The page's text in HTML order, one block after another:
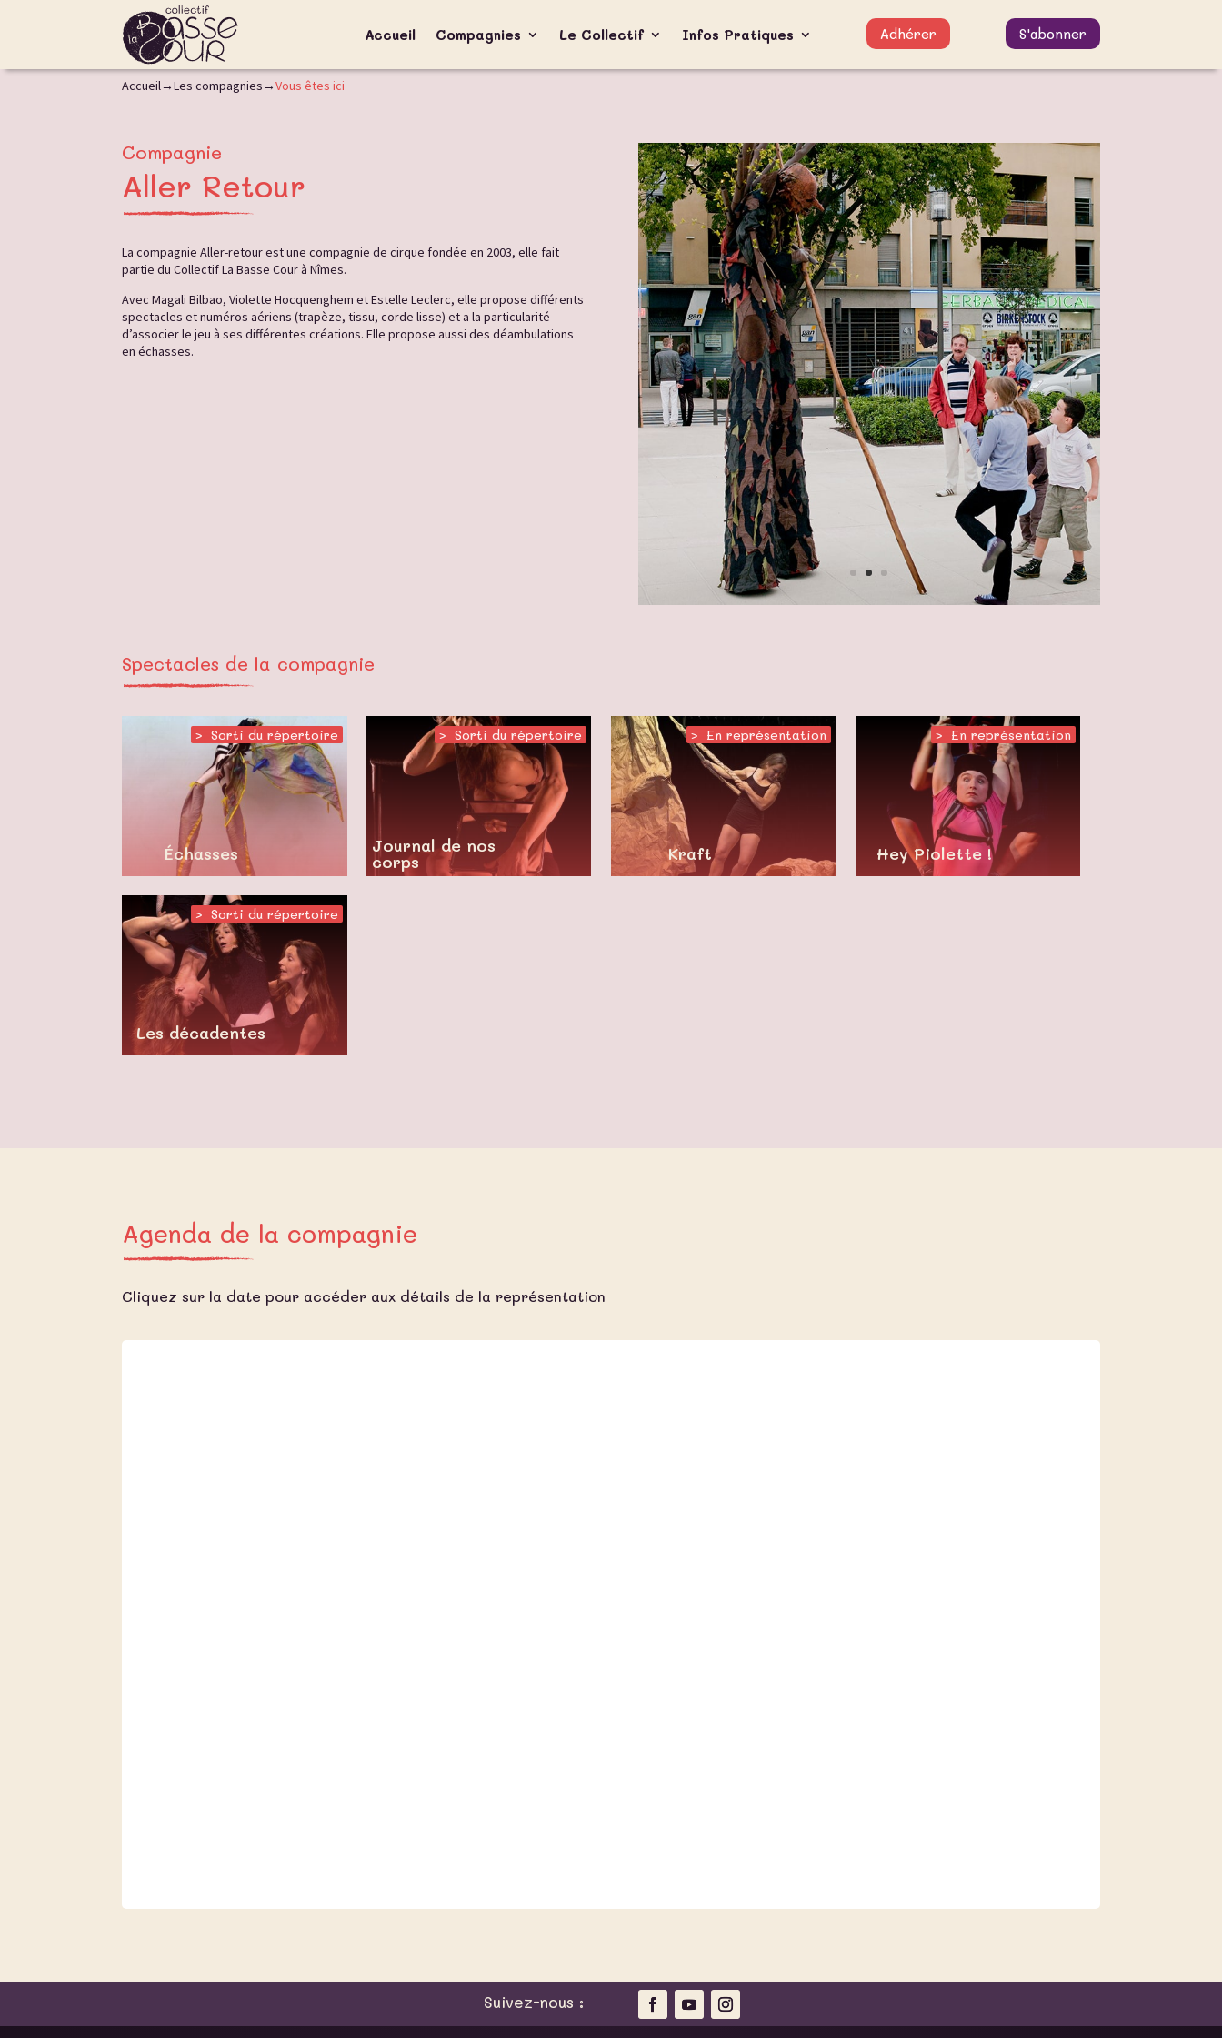
Accueil Compagnies Le Collectif Infos Pratiques Adhérer S'abonner
Accueil Les compagnies Vous êtes ici
Compagnie
Aller Retour
La compagnie Aller-retour est une compagnie de cirque fondée en 2003, elle fait
partie du Collectif La Basse Cour à Nîmes.
Avec Magali Bilbao, Violette Hocquenghem et Estelle Leclerc, elle propose différents
spectacles et numéros aériens (trapèze, tissu, corde lisse) et a la particularité
d’associer le jeu à ses différentes créations. Elle propose aussi des déambulations
en échasses.
Spectacles de la compagnie
Échasses
> Sorti du répertoire
Journal de nos
corps
> ,Sorti du répertoire
Kraft
> En représentation
Hey Piolette !
> En représentation
Les décadentes
> Sorti du répertoire
Agenda de la compagnie
Cliquez sur la date pour accéder aux détails de la représentation
Suivez-nous :